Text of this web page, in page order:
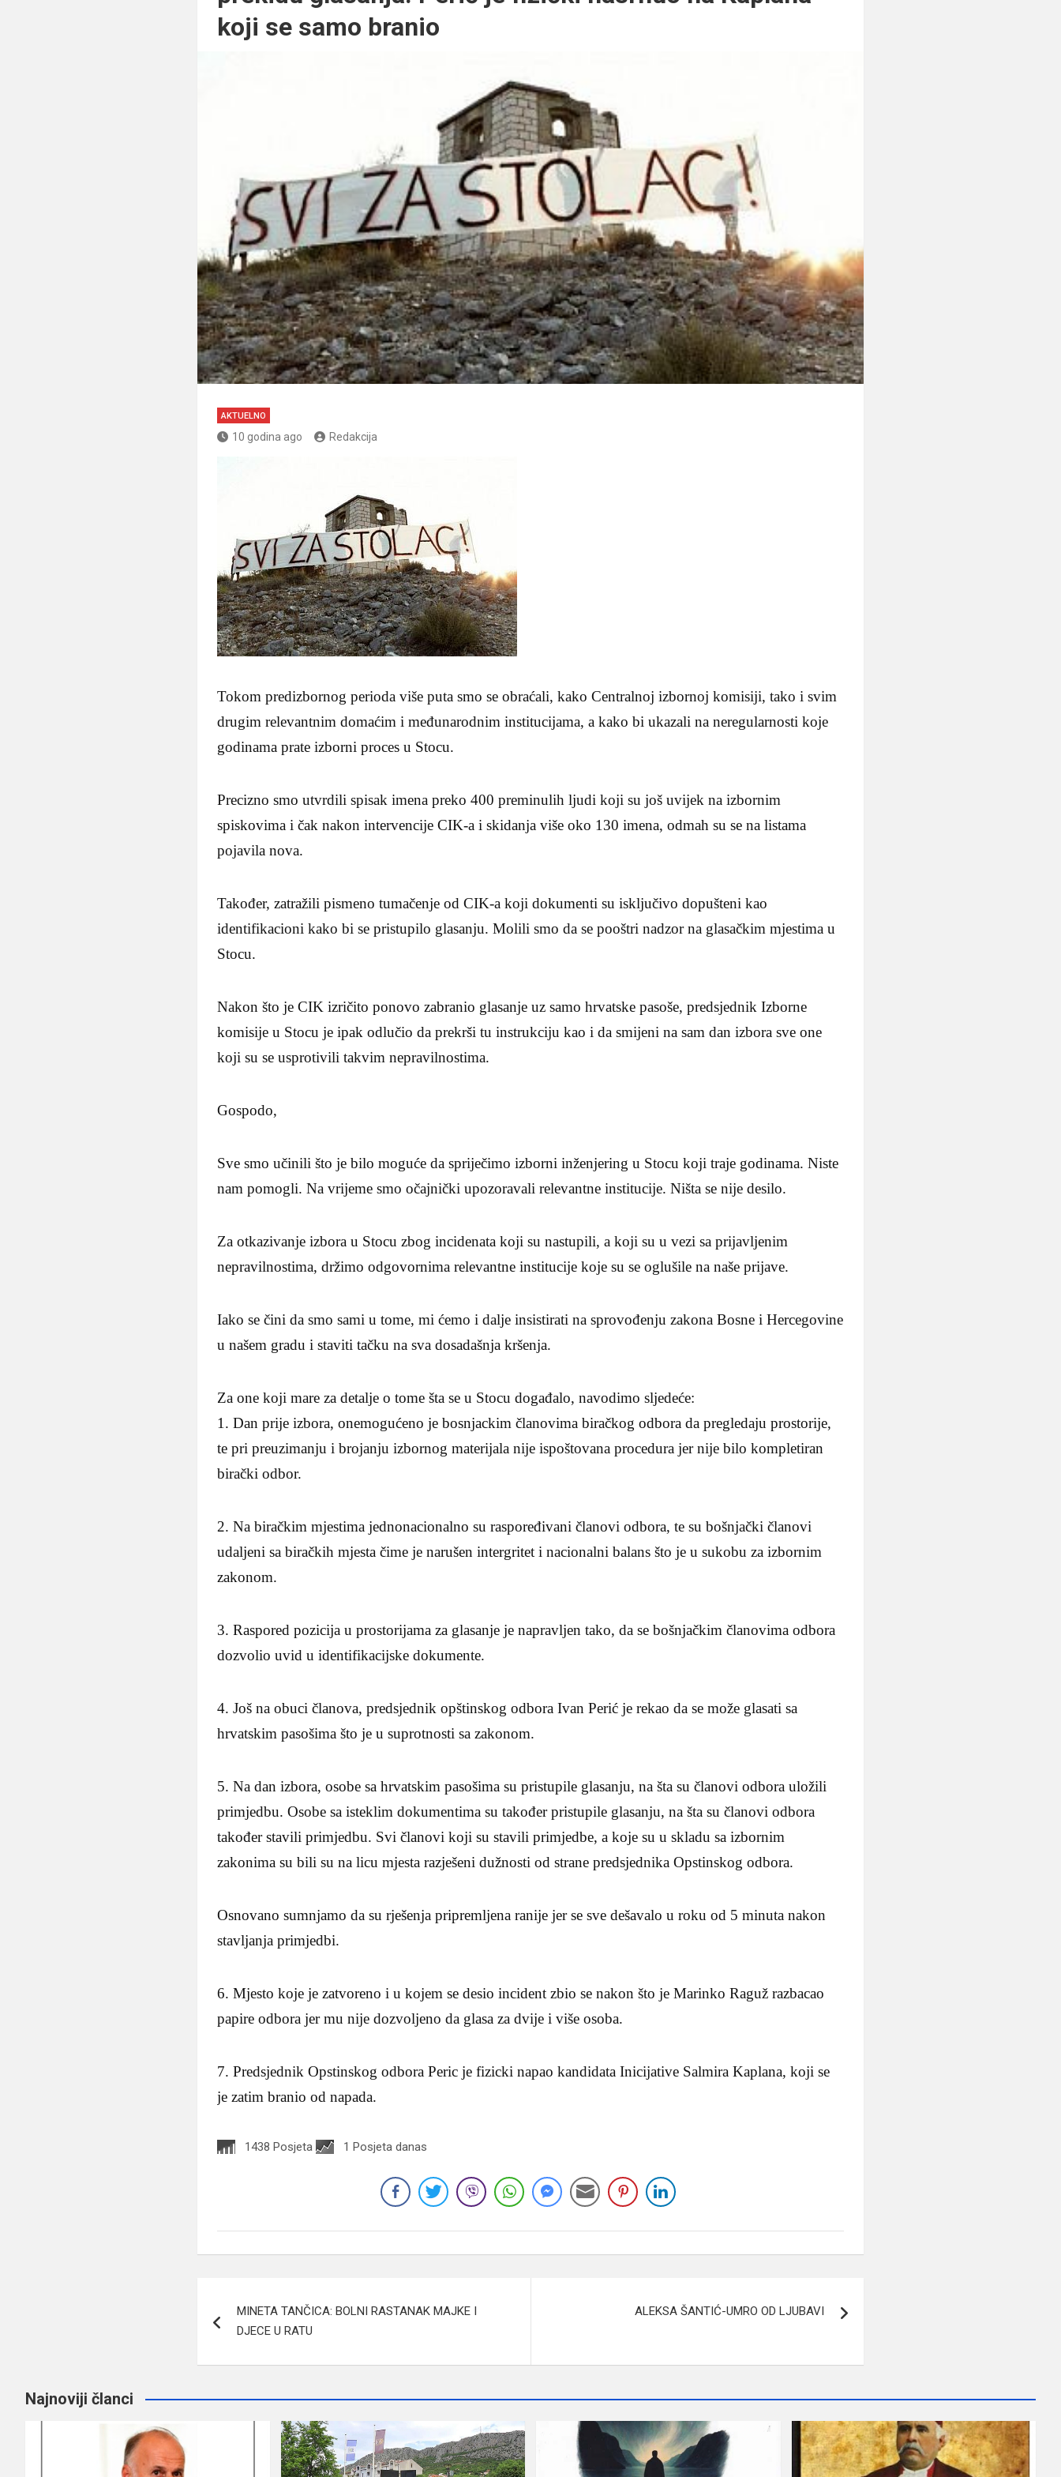
koji se samo branio
AKTUELNO
10 godina ago Redakcija
Tokom predizbornog perioda više puta smo se obraćali, kako Centralnoj izbornoj komisiji, tako i svim
drugim relevantnim domaćim i međunarodnim institucijama, a kako bi ukazali na neregularnosti koje
godinama prate izborni proces u Stocu.
Precizno smo utvrdili spisak imena preko 400 preminulih ljudi koji su još uvijek na izbornim
spiskovima i čak nakon intervencije CIK-a i skidanja više oko 130 imena, odmah su se na listama
pojavila nova.
Također, zatražili pismeno tumačenje od CIK-a koji dokumenti su isključivo dopušteni kao
identifikacioni kako bi se pristupilo glasanju. Molili smo da se pooštri nadzor na glasačkim mjestima u
Stocu.
Nakon što je CIK izričito ponovo zabranio glasanje uz samo hrvatske pasoše, predsjednik Izborne
komisije u Stocu je ipak odlučio da prekrši tu instrukciju kao i da smijeni na sam dan izbora sve one
koji su se usprotivili takvim nepravilnostima.
Gospodo,
Sve smo učinili što je bilo moguće da spriječimo izborni inženjering u Stocu koji traje godinama. Niste
nam pomogli. Na vrijeme smo očajnički upozoravali relevantne institucije. Ništa se nije desilo.
Za otkazivanje izbora u Stocu zbog incidenata koji su nastupili, a koji su u vezi sa prijavljenim
nepravilnostima, držimo odgovornima relevantne institucije koje su se oglušile na naše prijave.
Iako se čini da smo sami u tome, mi ćemo i dalje insistirati na sprovođenju zakona Bosne i Hercegovine
u našem gradu i staviti tačku na sva dosadašnja kršenja.
Za one koji mare za detalje o tome šta se u Stocu događalo, navodimo sljedeće:
1. Dan prije izbora, onemogućeno je bosnjackim članovima biračkog odbora da pregledaju prostorije,
te pri preuzimanju i brojanju izbornog materijala nije ispoštovana procedura jer nije bilo kompletiran
birački odbor.
2. Na biračkim mjestima jednonacionalno su raspoređivani članovi odbora, te su bošnjački članovi
udaljeni sa biračkih mjesta čime je narušen intergritet i nacionalni balans što je u sukobu za izbornim
zakonom.
3. Raspored pozicija u prostorijama za glasanje je napravljen tako, da se bošnjačkim članovima odbora
dozvolio uvid u identifikacijske dokumente.
4. Još na obuci članova, predsjednik opštinskog odbora Ivan Perić je rekao da se može glasati sa
hrvatskim pasošima što je u suprotnosti sa zakonom.
5. Na dan izbora, osobe sa hrvatskim pasošima su pristupile glasanju, na šta su članovi odbora uložili
primjedbu. Osobe sa isteklim dokumentima su također pristupile glasanju, na šta su članovi odbora
također stavili primjedbu. Svi članovi koji su stavili primjedbe, a koje su u skladu sa izbornim
zakonima su bili su na licu mjesta razješeni dužnosti od strane predsjednika Opstinskog odbora.
Osnovano sumnjamo da su rješenja pripremljena ranije jer se sve dešavalo u roku od 5 minuta nakon
stavljanja primjedbi.
6. Mjesto koje je zatvoreno i u kojem se desio incident zbio se nakon što je Marinko Raguž razbacao
papire odbora jer mu nije dozvoljeno da glasa za dvije i više osoba.
7. Predsjednik Opstinskog odbora Peric je fizicki napao kandidata Inicijative Salmira Kaplana, koji se
je zatim branio od napada.
1438 Posjeta 1 Posjeta danas
članaka
MINETA TANČICA: BOLNI RASTANAK MAJKE I
DJECE U RATU
ALEKSA ŠANTIĆ-UMRO OD LJUBAVI
Najnoviji članci